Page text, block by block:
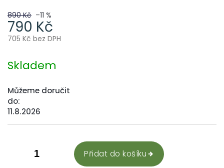
890 Kč –11 %
790 Kč
705 Kč bez DPH
cena:
Skladem
Můžeme doručit
do:
11.8.2026
Přidat do košíku